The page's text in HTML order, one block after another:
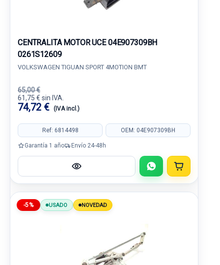
CENTRALITA MOTOR UCE 04E907309BH
0261S12609
VOLKSWAGEN TIGUAN SPORT 4MOTION BMT
65,00 €
61,75 € sin IVA.
74,72 € (IVA incl.)
Ref: 6814498 OEM: 04E907309BH
Garantía 1 año Envío 24-48h
-5% USADO NOVEDAD